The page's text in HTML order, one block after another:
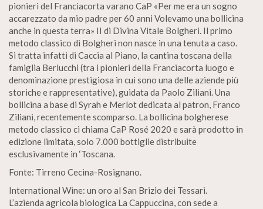
pionieri del Franciacorta varano CaP «Per me era un sogno
accarezzato da mio padre per 60 anni Volevamo una bollicina
anche in questa terra» II di Divina Vitale Bolgheri. Il primo
metodo classico di Bolgheri non nasce in una tenuta a caso.
Si tratta infatti di Caccia al Piano, la cantina toscana della
famiglia Berlucchi (tra i pionieri della Franciacorta luogo e
denominazione prestigiosa in cui sono una delle aziende più
storiche e rappresentative), guidata da Paolo Ziliani. Una
bollicina a base di Syrah e Merlot dedicata al patron, Franco
Ziliani, recentemente scomparso. La bollicina bolgherese
metodo classico ci chiama CaP Rosé 2020 e sarà prodotto in
edizione limitata, solo 7.000 bottiglie distribuite
esclusivamente in ‘Toscana.
Fonte: Tirreno Cecina-Rosignano.
International Wine: un oro al San Brizio dei Tessari.
L’azienda agricola biologica La Cappuccina, con sede a